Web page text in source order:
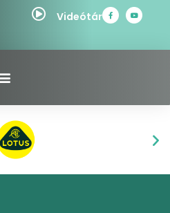
Videótár